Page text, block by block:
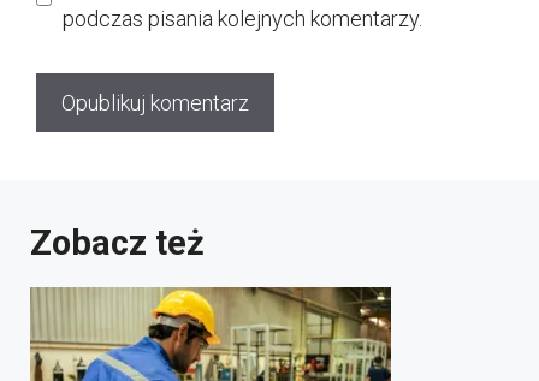
podczas pisania kolejnych komentarzy.
Zobacz też